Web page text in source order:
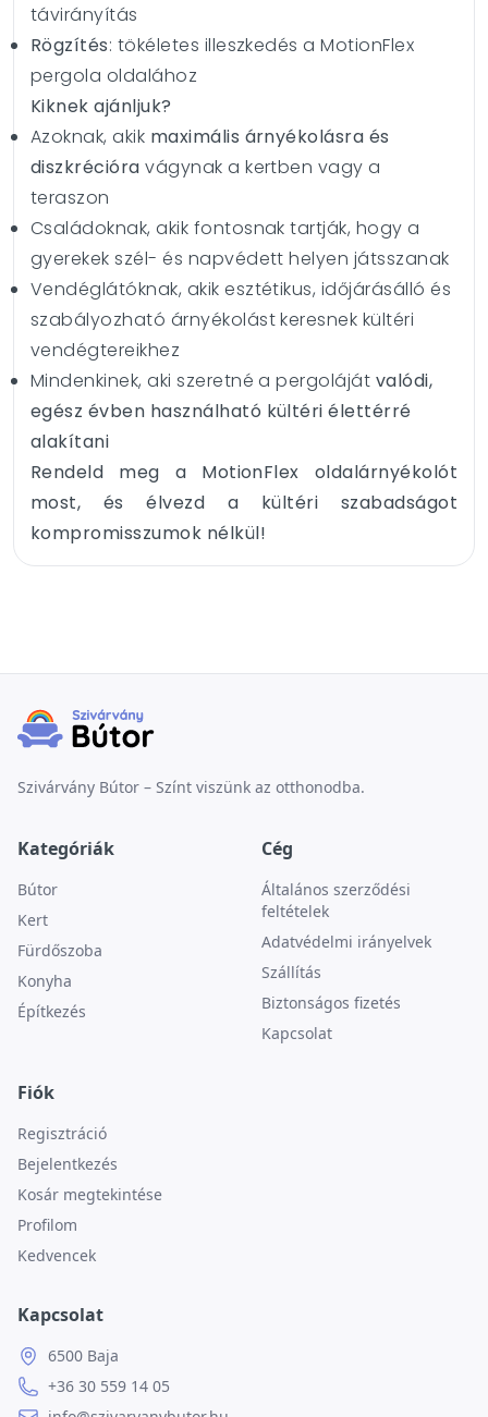
távirányítás
Rögzítés: tökéletes illeszkedés a MotionFlex
pergola oldalához
Kiknek ajánljuk?
Azoknak, akik maximális árnyékolásra és
diszkrécióra vágynak a kertben vagy a
teraszon
Családoknak, akik fontosnak tartják, hogy a
gyerekek szél- és napvédett helyen játsszanak
Vendéglátóknak, akik esztétikus, időjárásálló és
szabályozható árnyékolást keresnek kültéri
vendégtereikhez
Mindenkinek, aki szeretné a pergoláját valódi,
egész évben használható kültéri élettérré
alakítani
Rendeld meg a MotionFlex oldalárnyékolót
most, és élvezd a kültéri szabadságot
kompromisszumok nélkül!
Szivárvány Bútor – Színt viszünk az otthonodba.
Kategóriák
Bútor
Kert
Fürdőszoba
Konyha
Építkezés
Cég
Általános szerződési
feltételek
Adatvédelmi irányelvek
Szállítás
Biztonságos fizetés
Kapcsolat
Fiók
Regisztráció
Bejelentkezés
Kosár megtekintése
Profilom
Kedvencek
Kapcsolat
6500 Baja
+36 30 559 14 05